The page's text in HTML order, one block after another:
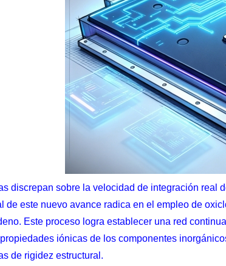
discrepan sobre la velocidad de integración real
de este nuevo avance radica en el empleo de
Este proceso logra establecer una red
iónicas de los componentes
de rigidez estructural.